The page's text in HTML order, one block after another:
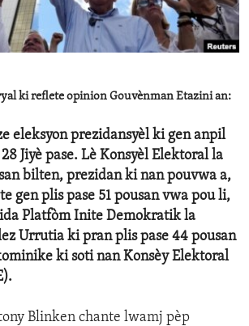
HEALTH
ki reflete opinion Gouvènman Etazini an:
eleksyon prezidansyèl ki gen anpil
Jiyè pase. Lè Konsyèl Elektoral la
bilten, prezidan ki nan pouvwa a,
gen plis pase 51 pousan vwa pou li,
Platfòm Inite Demokratik la
Urrutia ki pran plis pase 44 pousan
ki soti nan Konsèy Elektoral
Blinken chante lwamj pèp